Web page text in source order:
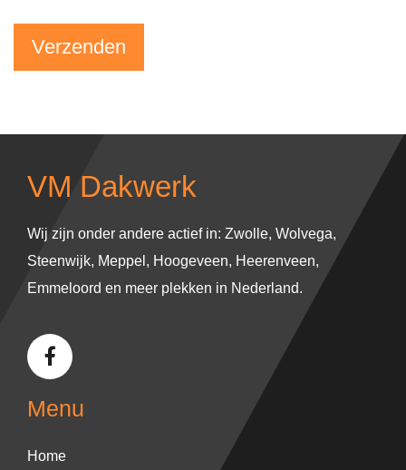
VM Dakwerk
Wij zijn onder andere actief in: Zwolle, Wolvega,
Steenwijk, Meppel , Hoogeveen, Heerenveen,
Emmeloord en meer plekken in Nederland.
Menu
Home